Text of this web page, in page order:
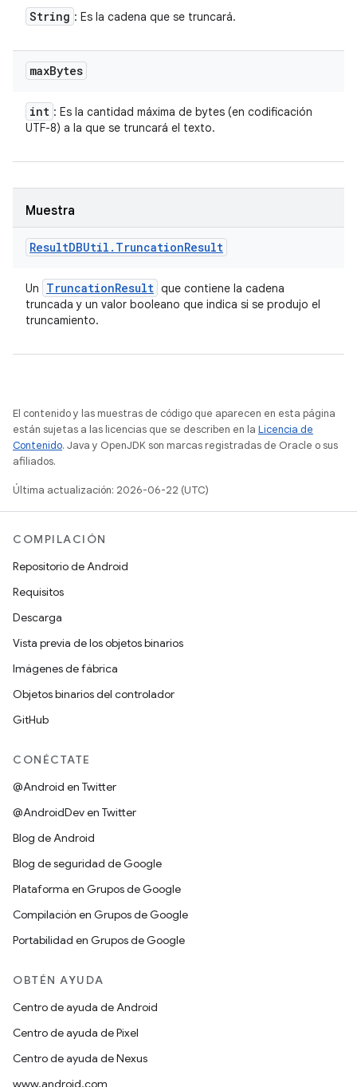
String : Es la cadena que se truncará.
maxBytes
int : Es la cantidad máxima de bytes (en codificación
UTF-8) a la que se truncará el texto.
Muestra
ResultDBUtil . TruncationResult
Un TruncationResult que contiene la cadena
truncada y un valor booleano que indica si se produjo el
truncamiento.
El contenido y las muestras de código que aparecen en esta página
están sujetas a las licencias que se describen en la Licencia de
Contenido. Java y OpenJDK son marcas registradas de Oracle o sus
afiliados.
Última actualización: 2026-06-22 (UTC)
COMPILACIÓN
Repositorio de Android
Requisitos
Descarga
Vista previa de los objetos binarios
Imágenes de fábrica
Objetos binarios del controlador
GitHub
CONÉCTATE
@Android en Twitter
@AndroidDev en Twitter
Blog de Android
Blog de seguridad de Google
Plataforma en Grupos de Google
Compilación en Grupos de Google
Portabilidad en Grupos de Google
OBTÉN AYUDA
Centro de ayuda de Android
Centro de ayuda de Pixel
Centro de ayuda de Nexus
www.android.com